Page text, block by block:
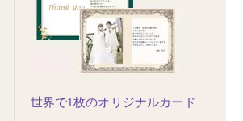
世界で1枚のオリジナルカード